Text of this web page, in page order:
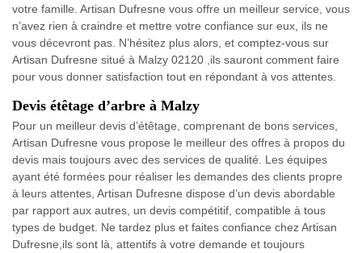
votre famille. Artisan Dufresne vous offre un meilleur service, vous
n’avez rien à craindre et mettre votre confiance sur eux, ils ne
vous décevront pas. N’hésitez plus alors, et comptez-vous sur
Artisan Dufresne situé à Malzy 02120 ,ils sauront comment faire
pour vous donner satisfaction tout en répondant à vos attentes.
Devis étêtage d’arbre à Malzy
Pour un meilleur devis d’étêtage, comprenant de bons services,
Artisan Dufresne vous propose le meilleur des offres à propos du
devis mais toujours avec des services de qualité. Les équipes
ayant été formées pour réaliser les demandes des clients propre
à leurs attentes, Artisan Dufresne dispose d’un devis abordable
par rapport aux autres, un devis compétitif, compatible à tous
types de budget. Ne tardez plus et faites confiance chez Artisan
Dufresne,ils sont là, attentifs à votre demande et toujours